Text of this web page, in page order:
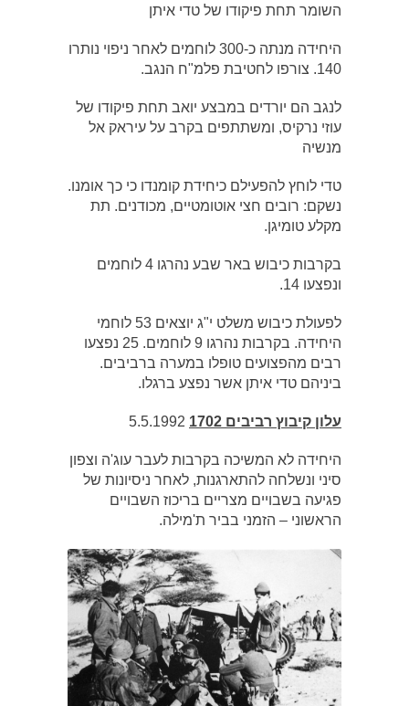
השומר תחת פיקודו של טדי איתן
היחידה מנתה כ-300 לוחמים לאחר ניפוי נותרו
140. צורפו לחטיבת פלמ"ח הנגב.
לנגב הם יורדים במבצע יואב תחת פיקודו של
עוזי נרקיס, ומשתתפים בקרב על עיראק אל
מנשיה
טדי לוחץ להפעילם כיחידת קומנדו כי כך אומנו.
נשקם: רובים חצי אוטומטיים, מכודנים. תת
מקלע טומיגן.
בקרבות כיבוש באר שבע נהרגו 4 לוחמים
ונפצעו 14.
לפעולת כיבוש משלט י"ג יוצאים 53 לוחמי
היחידה. בקרבות נהרגו 9 לוחמים. 25 נפצעו
רבים מהפצועים טופלו במערה ברביבים.
ביניהם טדי איתן אשר נפצע ברגלו.
עלון קיבוץ רביבים 1702
היחידה לא המשיכה בקרבות לעבר עוג'ה וצפון
סיני ונשלחה להתארגנות, לאחר ניסיונות של
פגיעה בשבויים מצריים בריכוז השבויים
הראשוני – הזמני בביר ת'מילה.